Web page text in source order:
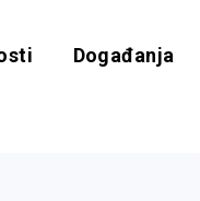
i
Događanja